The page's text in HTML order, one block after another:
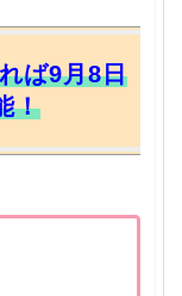
ば9月8日
！